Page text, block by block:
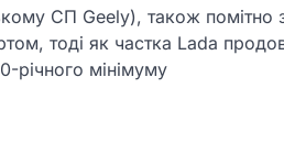
СП Geely), також помітно
тоді як частка Lada
річного мінімуму